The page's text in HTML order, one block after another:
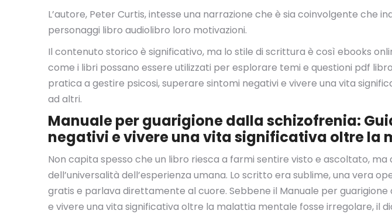
L’autore, Peter Curtis, intesse una narrazione che è sia coinvolgente
personaggi libro audiolibro loro motivazioni.
Il contenuto storico è significativo, ma lo stile di scrittura è così ebooks
come i libri possano essere utilizzati per esplorare temi e questioni pdf
pratica a gestire psicosi, superare sintomi negativi e vivere una vita
ad altri.
Manuale per guarigione dalla schizofrenia:
negativi e vivere una vita significativa oltre la
Non capita spesso che un libro riesca a farmi sentire visto e ascoltato,
dell’universalità dell’esperienza umana. Lo scritto era sublime, una vera
gratis e parlava direttamente al cuore. Sebbene il Manuale per
e vivere una vita significativa oltre la malattia mentale fosse irregolare, il